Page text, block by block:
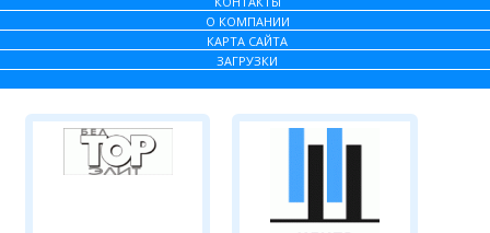
О КОМПАНИИ
КАРТА САЙТА
ЗАГРУЗКИ